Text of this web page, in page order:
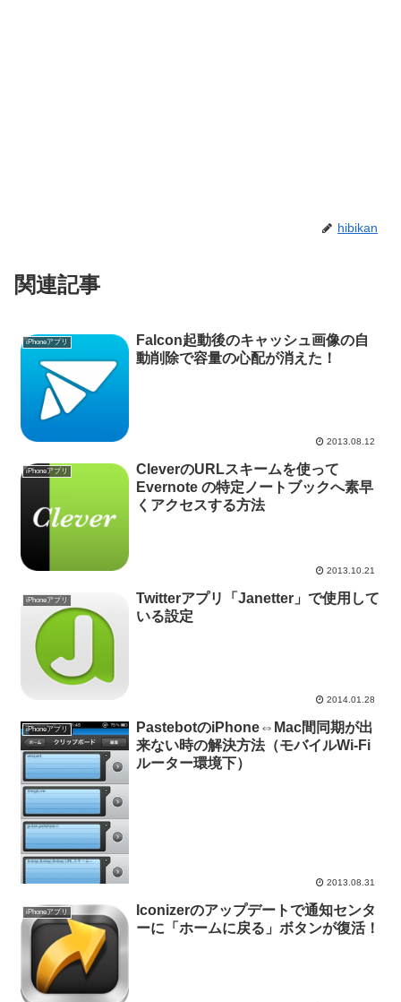
hibikan
関連記事
iPhoneアプリ
Falcon起動後のキャッシュ画像の自
動削除で容量の心配が消えた！
2013.08.12
iPhoneアプリ
CleverのURLスキームを使って
Evernote の特定ノートブックへ素早
くアクセスする方法
2013.10.21
iPhoneアプリ
Twitterアプリ「Janetter」で使用して
いる設定
2014.01.28
iPhoneアプリ
PastebotのiPhone⇔Mac間同期が出
来ない時の解決方法（モバイルWi-Fi
ルーター環境下）
2013.08.31
iPhoneアプリ
Iconizerのアップデートで通知センタ
ーに「ホームに戻る」ボタンが復活！